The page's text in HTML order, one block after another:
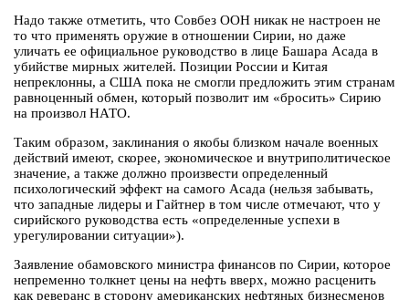
Надо также отметить, что Совбез ООН никак не настроен не
то что применять оружие в отношении Сирии, но даже
уличать ее официальное руководство в лице Башара Асада в
убийстве мирных жителей. Позиции России и Китая
непреклонны, а США пока не смогли предложить этим странам
равноценный обмен, который позволит им «бросить» Сирию
на произвол НАТО.
Таким образом, заклинания о якобы близком начале военных
действий имеют, скорее, экономическое и внутриполитическое
значение, а также должно произвести определенный
психологический эффект на самого Асада (нельзя забывать,
что западные лидеры и Гайтнер в том числе отмечают, что у
сирийского руководства есть «определенные успехи в
урегулировании ситуации»).
Заявление обамовского министра финансов по Сирии, которое
непременно толкнет цены на нефть вверх, можно расценить
как реверанс в сторону американских нефтяных бизнесменов